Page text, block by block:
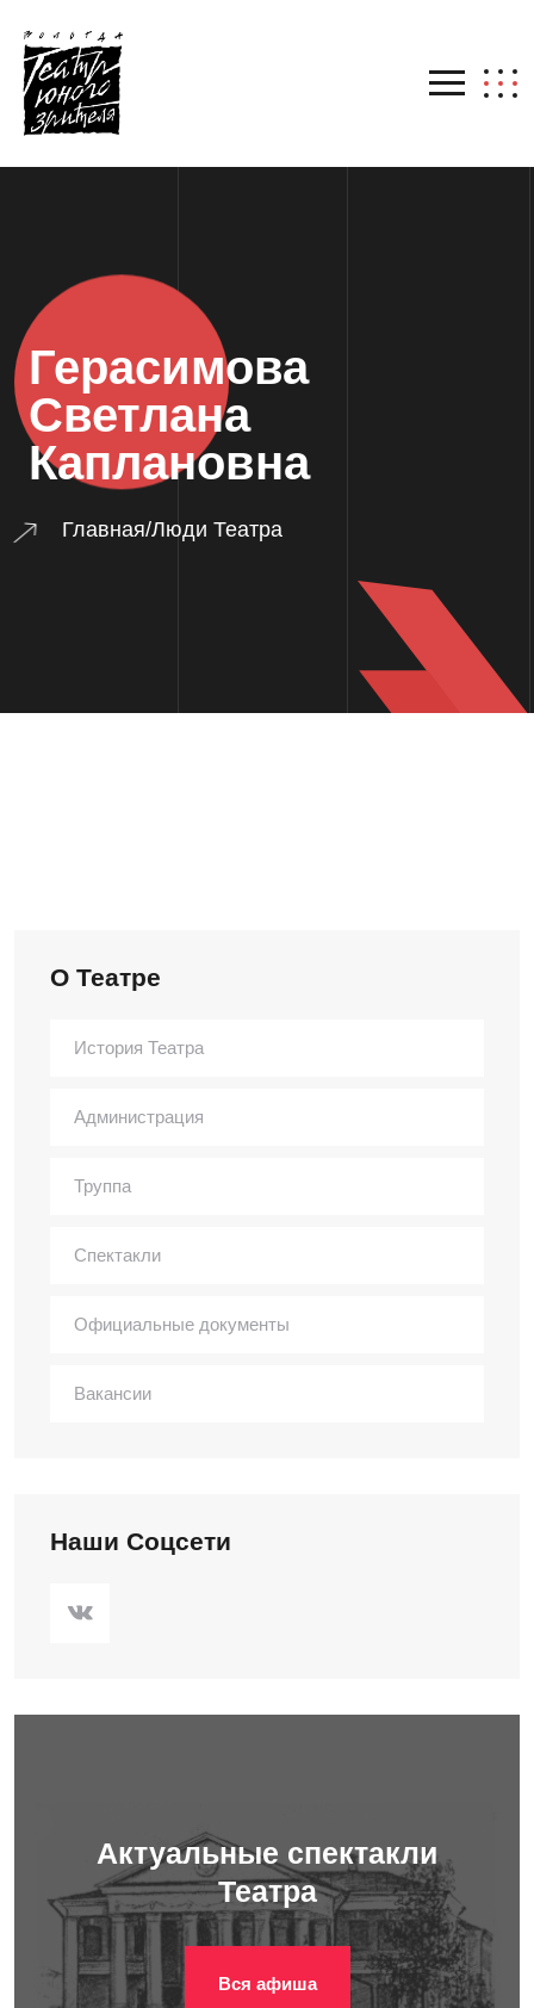
Герасимова
Светлана
Каплановна
Главная/Люди Театра
О Театре
История Театра
Администрация
Труппа
Спектакли
Официальные документы
Вакансии
Наши Соцсети
Актуальные спектакли
Театра
Вся афиша